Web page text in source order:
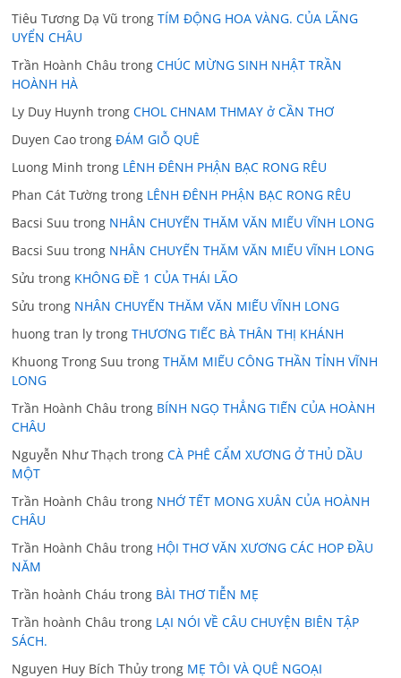
Tiêu Tương Dạ Vũ trongTÍM ĐỘNG HOA VÀNG. CỦA LÃNG
UYỂN CHÂU
Trần Hoành Châu trongCHÚC MỪNG SINH NHẬT TRẦN
HOÀNH HÀ
Ly Duy Huynh trongCHOL CHNAM THMAY ở CẦN THƠ
Duyen Cao trongĐÁM GIỖ QUÊ
Luong Minh trong LÊNH ĐÊNH PHẬN BẠC RONG RÊU
Phan Cát Tường trong LÊNH ĐÊNH PHẬN BẠC RONG RÊU
Bacsi Suu trong NHÂN CHUYẾN THĂM VĂN MIẾU VĨNH LONG
Bacsi Suu trong NHÂN CHUYẾN THĂM VĂN MIẾU VĨNH LONG
Sửu trong KHÔNG ĐỀ 1 CỦA THÁI LÃO
Sửu trong NHÂN CHUYẾN THĂM VĂN MIẾU VĨNH LONG
huong tran ly trongTHƯƠNG TIẾC BÀ THÂN THỊ KHÁNH
Khuong Trong Suu trongTHĂM MIẾU CÔNG THẦN TỈNH VĨNH
LONG
Trần Hoành Châu trong BÍNH NGỌ THẲNG TIẾN CỦA HOÀNH
CHÂU
Nguyễn Như Thạch trongCÀ PHÊ CẨM XƯƠNG Ở THỦ DẦU
MỘT
Trần Hoành Châu trong NHỚ TẾT MONG XUÂN CỦA HOÀNH
CHÂU
Trần Hoành Châu trong HỘI THƠ VĂN XƯƠNG CÁC HOP ĐẦU
NĂM
Trần hoành Cháu trong BÀI THƠ TIỄN MẸ
Trần hoành Châu trong LẠI NÓI VỀ CÂU CHUYỆN BIÊN TẬP
SÁCH.
Nguyen Huy Bích Thủy trong MẸ TÔI VÀ QUÊ NGOẠI